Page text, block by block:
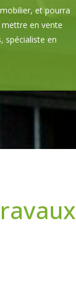
et pourra
mettre en vente
, spécialiste en